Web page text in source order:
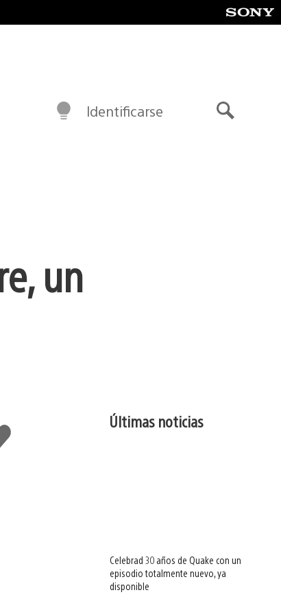
Identificarse
un
Últimas noticias
Celebrad 30 años de Quake con un
episodio totalmente nuevo, ya
disponible